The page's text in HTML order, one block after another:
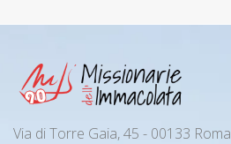
Via di Torre Gaia, 45 - 00133 Roma